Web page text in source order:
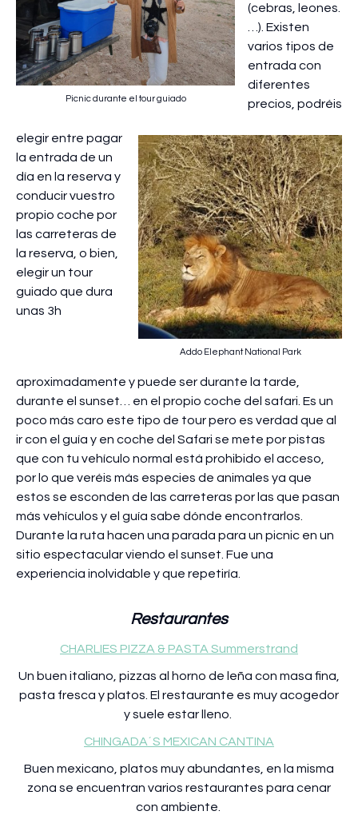
Picnic durante el tour guiado
Addo Elephant National Park
(cebras, leones.
…). Existen
varios tipos de
entrada con
diferentes
precios, podréis
elegir entre pagar
la entrada de un
día en la reserva y
conducir vuestro
propio coche por
las carreteras de
la reserva, o bien,
elegir un tour
guiado que dura
unas 3h
aproximadamente y puede ser durante la tarde,
durante el sunset… en el propio coche del safari. Es un
poco más caro este tipo de tour pero es verdad que al
ir con el guía y en coche del Safari se mete por pistas
que con tu vehículo normal está prohibido el acceso,
por lo que veréis más especies de animales ya que
estos se esconden de las carreteras por las que pasan
más vehículos y el guía sabe dónde encontrarlos.
Durante la ruta hacen una parada para un picnic en un
sitio espectacular viendo el sunset. Fue una
experiencia inolvidable y que repetiría.
Restaurantes
CHARLIES PIZZA & PASTA Summerstrand
Un buen italiano, pizzas al horno de leña con masa fina,
pasta fresca y platos. El restaurante es muy acogedor
y suele estar lleno.
CHINGADA´S MEXICAN CANTINA
Buen mexicano, platos muy abundantes, en la misma
zona se encuentran varios restaurantes para cenar
con ambiente.